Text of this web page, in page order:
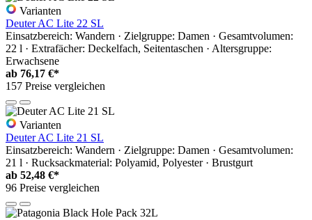
Varianten
Deuter AC Lite 22 SL
Einsatzbereich: Wandern · Zielgruppe: Damen · Gesamtvolumen:
22 l · Extrafächer: Deckelfach, Seitentaschen · Altersgruppe:
Erwachsene
ab 76,17 €*
157 Preise vergleichen
Varianten
Deuter AC Lite 21 SL
Einsatzbereich: Wandern · Zielgruppe: Damen · Gesamtvolumen:
21 l · Rucksackmaterial: Polyamid, Polyester · Brustgurt
ab 52,48 €*
96 Preise vergleichen